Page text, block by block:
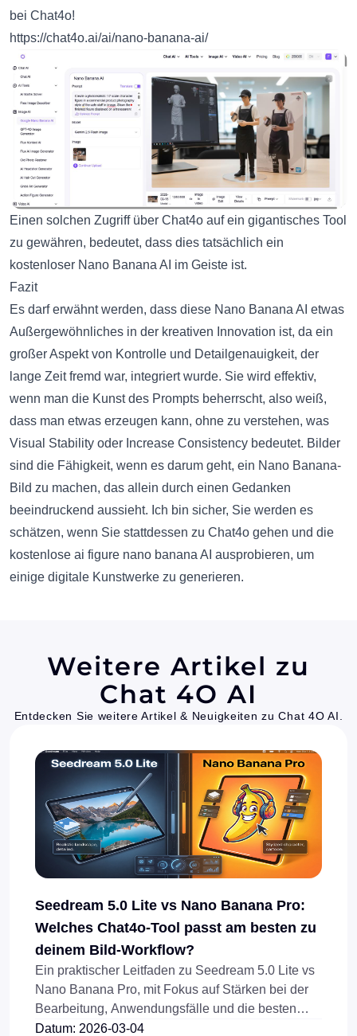
bei Chat4o!
https://chat4o.ai/ai/nano-banana-ai/
Einen solchen Zugriff über Chat4o auf ein gigantisches Tool
zu gewähren, bedeutet, dass dies tatsächlich ein
kostenloser Nano Banana AI im Geiste ist.
Fazit
Es darf erwähnt werden, dass diese Nano Banana AI etwas
Außergewöhnliches in der kreativen Innovation ist, da ein
großer Aspekt von Kontrolle und Detailgenauigkeit, der
lange Zeit fremd war, integriert wurde. Sie wird effektiv,
wenn man die Kunst des Prompts beherrscht, also weiß,
dass man etwas erzeugen kann, ohne zu verstehen, was
Visual Stability oder Increase Consistency bedeutet. Bilder
sind die Fähigkeit, wenn es darum geht, ein Nano Banana-
Bild zu machen, das allein durch einen Gedanken
beeindruckend aussieht. Ich bin sicher, Sie werden es
schätzen, wenn Sie stattdessen zu Chat4o gehen und die
kostenlose ai figure nano banana AI ausprobieren, um
einige digitale Kunstwerke zu generieren.
Weitere Artikel zu
Chat 4O AI
Entdecken Sie weitere Artikel & Neuigkeiten zu Chat 4O AI.
Seedream 5.0 Lite vs Nano Banana Pro:
Welches Chat4o-Tool passt am besten zu
deinem Bild-Workflow?
Ein praktischer Leitfaden zu Seedream 5.0 Lite vs
Nano Banana Pro, mit Fokus auf Stärken bei der
Bearbeitung, Anwendungsfälle und die besten
Chat4o-Alternativen.
Datum: 2026-03-04